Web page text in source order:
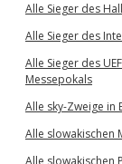
Alle Sieger des
Alle Sieger des
Alle Sieger des
Messepokals
Alle sky-Zweige in
Alle slowakischen
Alle slowakischen